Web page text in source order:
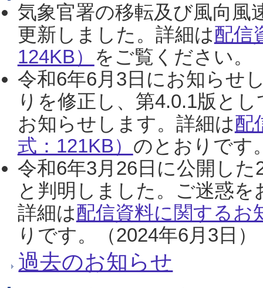
気象官署の移転及び風向風
更新しました。詳細は配信
124KB） をご覧ください。
令和6年6月3日にお知らせ
りを修正し、第4.0.1版と
お知らせします。詳細は配
式：121KB） のとおりです
令和6年3月26日に公開し
と判明しました。ご迷惑
詳細は配信資料に関するお
りです。（2024年6月3日）
過去のお知らせ